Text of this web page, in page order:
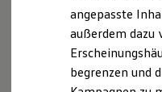
XTL-
Ersatzteile und
Original
myVolkswagen
myVolkswagen
Ka­tha­ri­nen­straße 48
17033 Neu­bran­den­burg
Berufsrechtliche
§ 34 d
angepasste
außerdem dazu
begrenzen und